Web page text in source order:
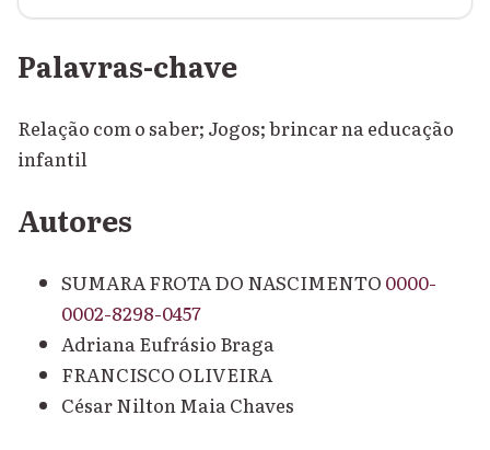
Palavras-chave
Relação com o saber; Jogos; brincar na educação
infantil
Autores
SUMARA FROTA DO NASCIMENTO 0000-
0002-8298-0457
Adriana Eufrásio Braga
FRANCISCO OLIVEIRA
César Nilton Maia Chaves